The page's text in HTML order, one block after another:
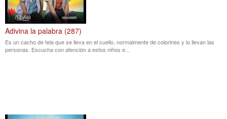
Adivina la palabra (287)
Es un cacho de tela que se lleva en el cuello, normalmente de colorines y lo llevan las
personas. Escucha con atención a estos niños e...